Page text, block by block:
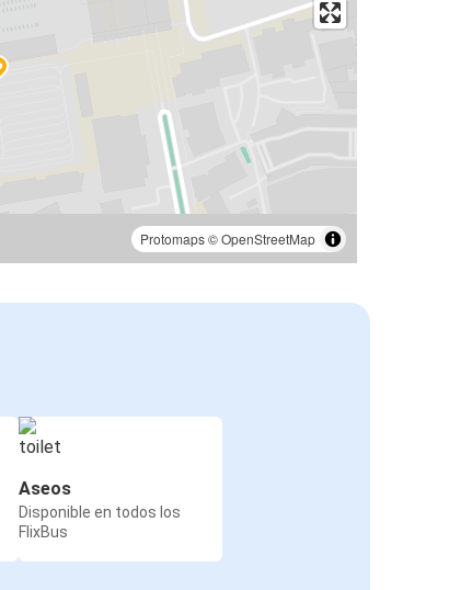
Protomaps©OpenStreetMap
Aseos
Disponible en todos los
FlixBus